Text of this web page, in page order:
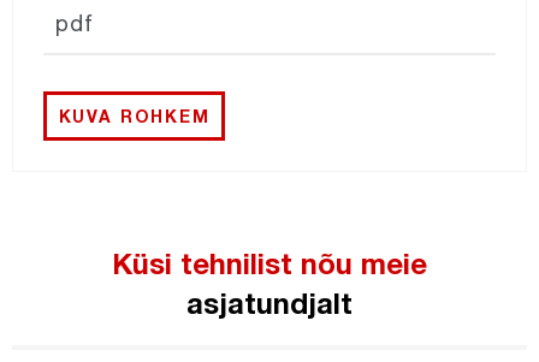
PRICING
pdf
KUVA ROHKEM
Küsi tehnilist nõu meie
asjatundjalt